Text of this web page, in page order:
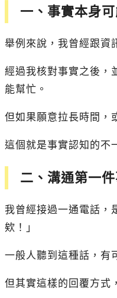
一、事實本身
舉例來說，我曾經跟資
經過我核對事實之後，
能幫忙。
但如果願意拉長時間，
這個就是事實認知的不
二、溝通第一
我曾經接過一通電話，
欸！」
一般人聽到這種話，有
但其實這樣的回覆方式